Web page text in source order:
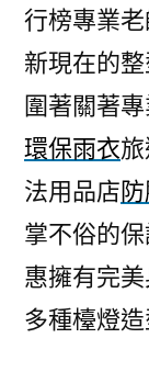
行榜專業
新現在的
圍著關著
環保雨衣
法用品店
掌不俗的
惠擁有完
多種檯燈